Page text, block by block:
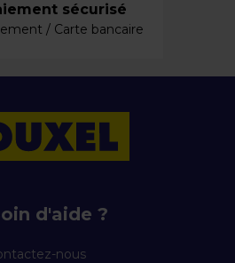
sécurisé
/ Carte bancaire
d'aide ?
nous